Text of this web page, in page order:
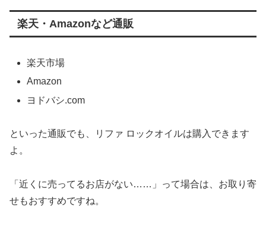
楽天・Amazonなど通販
楽天市場
Amazon
ヨドバシ.com
といった通販でも、リファ ロックオイルは購入できます
よ。
「近くに売ってるお店がない……」って場合は、お取り寄
せもおすすめですね。